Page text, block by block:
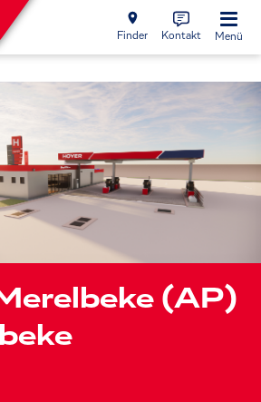
Finder Kontakt Menü
(AP)